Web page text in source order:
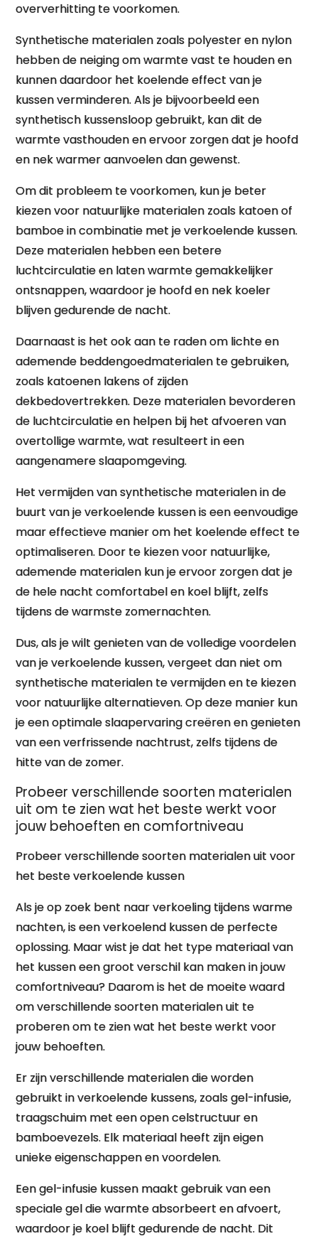
oververhitting te voorkomen.
Synthetische materialen zoals polyester en nylon
hebben de neiging om warmte vast te houden en
kunnen daardoor het koelende effect van je
kussen verminderen. Als je bijvoorbeeld een
synthetisch kussensloop gebruikt, kan dit de
warmte vasthouden en ervoor zorgen dat je hoofd
en nek warmer aanvoelen dan gewenst.
Om dit probleem te voorkomen, kun je beter
kiezen voor natuurlijke materialen zoals katoen of
bamboe in combinatie met je verkoelende kussen.
Deze materialen hebben een betere
luchtcirculatie en laten warmte gemakkelijker
ontsnappen, waardoor je hoofd en nek koeler
blijven gedurende de nacht.
Daarnaast is het ook aan te raden om lichte en
ademende beddengoedmaterialen te gebruiken,
zoals katoenen lakens of zijden
dekbedovertrekken. Deze materialen bevorderen
de luchtcirculatie en helpen bij het afvoeren van
overtollige warmte, wat resulteert in een
aangenamere slaapomgeving.
Het vermijden van synthetische materialen in de
buurt van je verkoelende kussen is een eenvoudige
maar effectieve manier om het koelende effect te
optimaliseren. Door te kiezen voor natuurlijke,
ademende materialen kun je ervoor zorgen dat je
de hele nacht comfortabel en koel blijft, zelfs
tijdens de warmste zomernachten.
Dus, als je wilt genieten van de volledige voordelen
van je verkoelende kussen, vergeet dan niet om
synthetische materialen te vermijden en te kiezen
voor natuurlijke alternatieven. Op deze manier kun
je een optimale slaapervaring creëren en genieten
van een verfrissende nachtrust, zelfs tijdens de
hitte van de zomer.
Probeer verschillende soorten materialen
uit om te zien wat het beste werkt voor
jouw behoeften en comfortniveau
Probeer verschillende soorten materialen uit voor
het beste verkoelende kussen
Als je op zoek bent naar verkoeling tijdens warme
nachten, is een verkoelend kussen de perfecte
oplossing. Maar wist je dat het type materiaal van
het kussen een groot verschil kan maken in jouw
comfortniveau? Daarom is het de moeite waard
om verschillende soorten materialen uit te
proberen om te zien wat het beste werkt voor
jouw behoeften.
Er zijn verschillende materialen die worden
gebruikt in verkoelende kussens, zoals gel-infusie,
traagschuim met een open celstructuur en
bamboevezels. Elk materiaal heeft zijn eigen
unieke eigenschappen en voordelen.
Een gel-infusie kussen maakt gebruik van een
speciale gel die warmte absorbeert en afvoert,
waardoor je koel blijft gedurende de nacht. Dit